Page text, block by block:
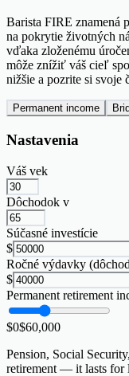
Barista FIRE znamená
na pokrytie životných
vďaka zloženému
môže znížiť váš cieľ
nižšie a pozrite si svoje
Permanent income
Nastavenia
Váš vek
Dôchodok v
Súčasné investície
$
Ročné výdavky
$
Permanent retirement
$0$60,000
Pension, Social
retirement — it lasts for